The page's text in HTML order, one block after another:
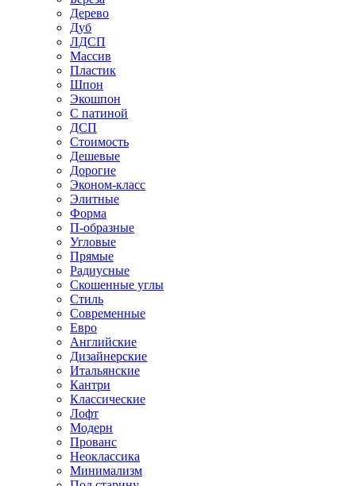
Дерево
Дуб
ЛДСП
Массив
Пластик
Шпон
Экошпон
С патиной
ДСП
Стоимость
Дешевые
Дорогие
Эконом-класс
Элитные
Форма
П-образные
Угловые
Прямые
Радиусные
Скошенные углы
Стиль
Современные
Евро
Английские
Дизайнерские
Итальянские
Кантри
Классические
Лофт
Модерн
Прованс
Неоклассика
Минимализм